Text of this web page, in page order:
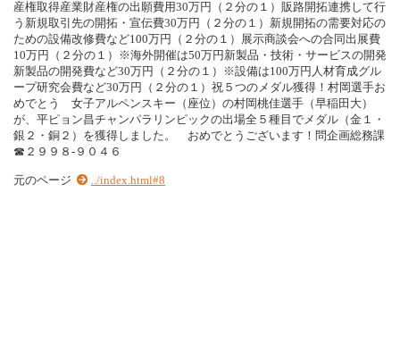
産権取得産業財産権の出願費用30万円（２分の１）販路開拓連携して行
う新規取引先の開拓・宣伝費30万円（２分の１）新規開拓の需要対応の
ための設備改修費など100万円（２分の１）展示商談会への合同出展費
10万円（２分の１）※海外開催は50万円新製品・技術・サービスの開発
新製品の開発費など30万円（２分の１）※設備は100万円人材育成グル
ープ研究会費など30万円（２分の１）祝５つのメダル獲得！村岡選手お
めでとう 女子アルペンスキー（座位）の村岡桃佳選手（早稲田大）
が、平ピョン昌チャンパラリンピックの出場全５種目でメダル（金１・
銀２・銅２）を獲得しました。 おめでとうございます！問企画総務課
☎２９９８‐９０４６
元のページ ../index.html#8